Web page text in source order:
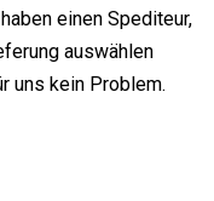
einen Spediteur,
auswählen
uns kein Problem.